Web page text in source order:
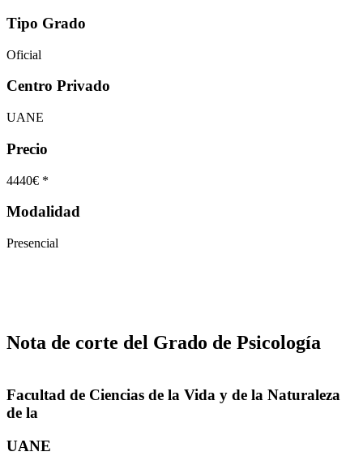
Tipo Grado
Oficial
Centro Privado
UANE
Precio
4440€ *
Modalidad
Presencial
Nota de corte del Grado de Psicología
Facultad de Ciencias de la Vida y de la Naturaleza
de la
UANE